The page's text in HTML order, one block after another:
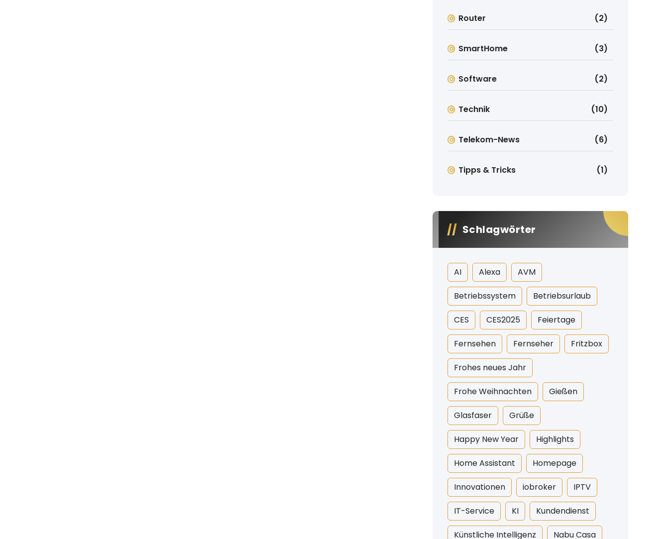
Router (2)
SmartHome (3)
Software (2)
Technik (10)
Telekom-News (6)
Tipps & Tricks (1)
Schlagwörter
AI Alexa AVM
Betriebssystem Betriebsurlaub
CES CES2025 Feiertage
Fernsehen Fernseher Fritzbox
Frohes neues Jahr
Frohe Weihnachten Gießen
Glasfaser Grüße
Happy New Year Highlights
Home Assistant Homepage
Innovationen iobroker IPTV
IT-Service KI Kundendienst
Künstliche Intelligenz Nabu Casa